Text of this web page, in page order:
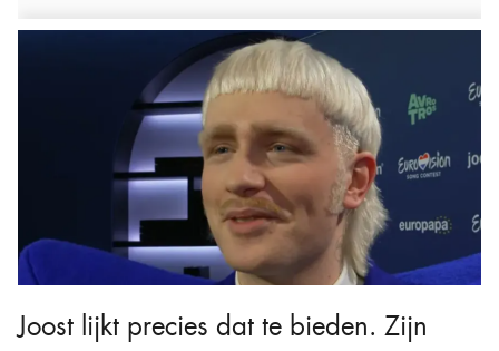
Joost lijkt precies dat te bieden. Zijn